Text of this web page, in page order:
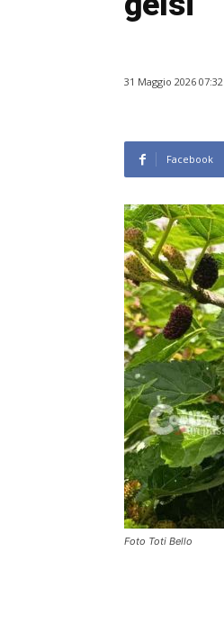
31 Maggio 2026 07:32
Facebook
Foto Toti Bello